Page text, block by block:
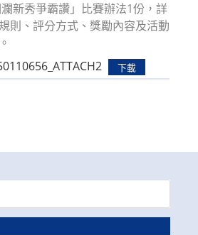
新秀爭霸讚」比賽辦法1份，詳
則、評分方式、獎勵內容及活動
下載